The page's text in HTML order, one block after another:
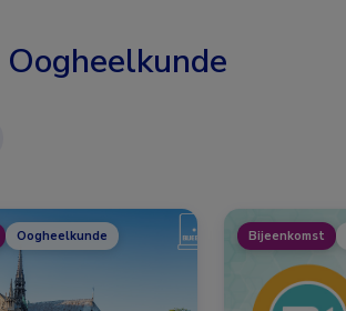
Oogheelkunde
Oogheelkunde Bijeenkomst